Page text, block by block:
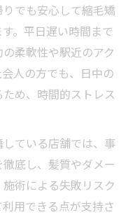
でも安心して縮毛矯
。平日遅い時間まで
柔軟性や駅近のアク
人の方でも、日中の
め、時間的ストレス
ている店舗では、事
底し、髪質やダメー
術による失敗リスク
用できる点が支持さ